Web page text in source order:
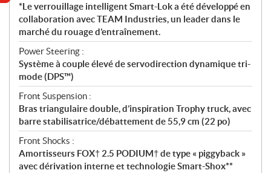
*Le verrouillage intelligent Smart-Lok a été développé en
collaboration avec TEAM Industries, un leader dans le
marché du rouage d’entraînement.
Power Steering :
Système à couple élevé de servodirection dynamique tri-
mode (DPS™)
Front Suspension :
Bras triangulaire double, d’inspiration Trophy truck, avec
barre stabilisatrice/débattement de 55,9 cm (22 po)
Front Shocks :
Amortisseurs FOX† 2.5 PODIUM† de type « piggyback »
avec dérivation interne et technologie Smart-Shox**